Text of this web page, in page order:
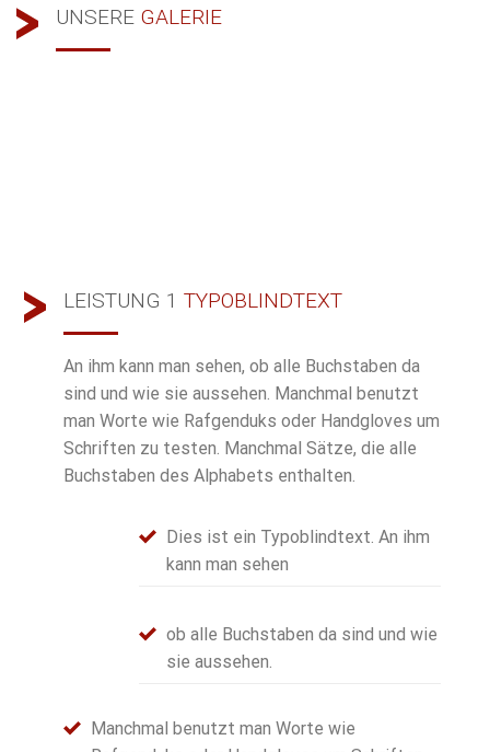
UNSERE GALERIE
LEISTUNG 1TYPOBLINDTEXT
An ihm kann man sehen, ob alle Buchstaben da
sind und wie sie aussehen. Manchmal benutzt
man Worte wie Rafgenduks oder Handgloves um
Schriften zu testen. Manchmal Sätze, die alle
Buchstaben des Alphabets enthalten.
Dies ist ein Typoblindtext. An ihm
kann man sehen
ob alle Buchstaben da sind und wie
sie aussehen.
Manchmal benutzt man Worte wie